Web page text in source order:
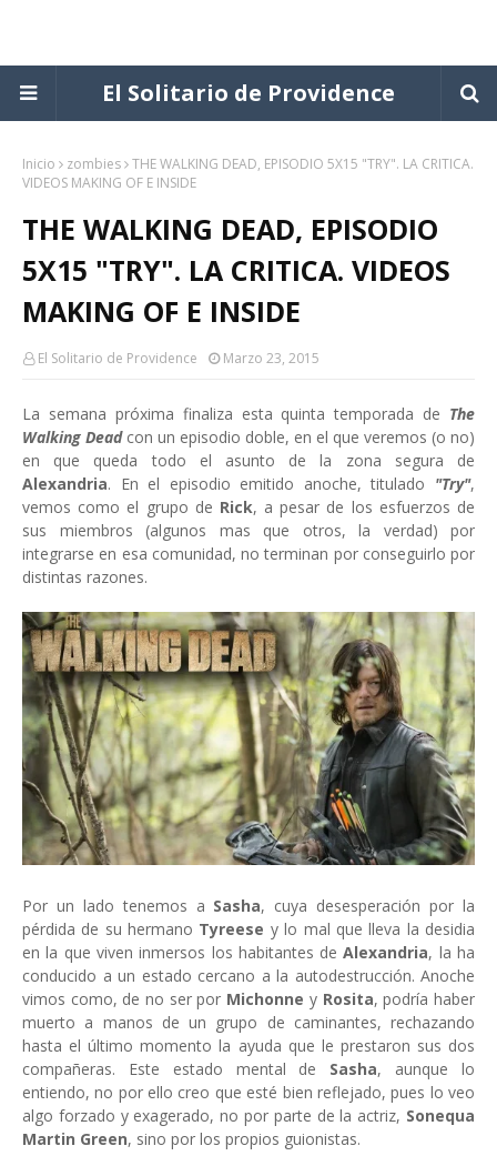
El Solitario de Providence
Inicio zombies THE WALKING DEAD, EPISODIO 5X15 "TRY". LA CRITICA.
VIDEOS MAKING OF E INSIDE
THE WALKING DEAD, EPISODIO
5X15 "TRY". LA CRITICA. VIDEOS
MAKING OF E INSIDE
El Solitario de Providence Marzo 23, 2015
La semana próxima finaliza esta quinta temporada de The
Walking Deadcon un episodio doble, en el que veremos (o no)
en que queda todo el asunto de la zona segura de
Alexandria. En el episodio emitido anoche, titulado "Try",
vemos como el grupo de Rick, a pesar de los esfuerzos de
sus miembros (algunos mas que otros, la verdad) por
integrarse en esa comunidad, no terminan por conseguirlo por
distintas razones.
Por un lado tenemos a Sasha, cuya desesperación por la
pérdida de su hermano Tyreese y lo mal que lleva la desidia
en la que viven inmersos los habitantes deAlexandria, la ha
conducido a un estado cercano a la autodestrucción. Anoche
vimos como, de no ser por Michonne y Rosita, podría haber
muerto a manos de un grupo de caminantes, rechazando
hasta el último momento la ayuda que le prestaron sus dos
compañeras. Este estado mental de Sasha, aunque lo
entiendo, no por ello creo que esté bien reflejado, pues lo veo
algo forzado y exagerado, no por parte de la actriz, Sonequa
Martin Green, sino por los propios guionistas.